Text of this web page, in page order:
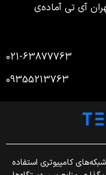
آی تی آماده‌ی
021-63877763
09355213763
کامپیوتری استفاده